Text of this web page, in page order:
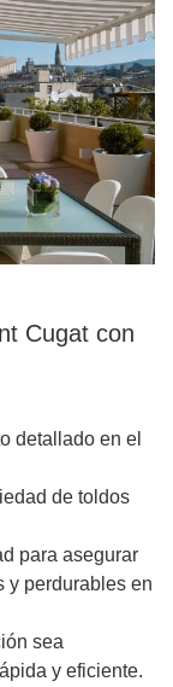
Cugat con
detallado en el
de toldos
para asegurar
y perdurables en
sea
y eficiente.